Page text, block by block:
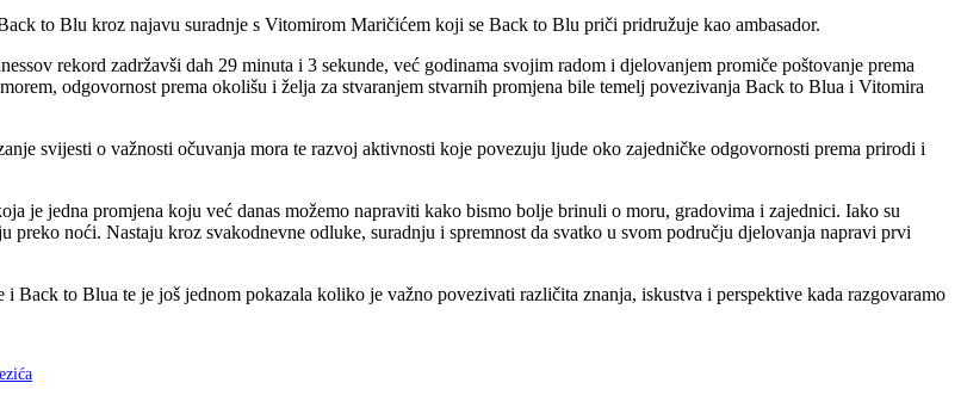
to Blu kroz najavu suradnje s Vitomirom Maričićem koji se Back to Blu priči pridružuje kao ambasador.
rekord zadržavši dah 29 minuta i 3 sekunde, već godinama svojim radom i djelovanjem promiče poštovanje prema
odgovornost prema okolišu i želja za stvaranjem stvarnih promjena bile temelj povezivanja Back to Blua i Vitomira
svijesti o važnosti očuvanja mora te razvoj aktivnosti koje povezuju ljude oko zajedničke odgovornosti prema prirodi i
je jedna promjena koju već danas možemo napraviti kako bismo bolje brinuli o moru, gradovima i zajednici. Iako su
noći. Nastaju kroz svakodnevne odluke, suradnju i spremnost da svatko u svom području djelovanja napravi prvi
Back to Blua te je još jednom pokazala koliko je važno povezivati različita znanja, iskustva i perspektive kada razgovaramo